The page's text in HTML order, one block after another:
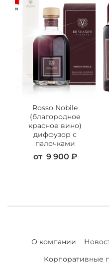
Rosso Nobile
(благородное
красное вино)
диффузор с
палочками
от 9 900 ₽
О компании
Корпоративные